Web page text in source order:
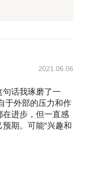
2021.06.06
话我琢磨了一
于外部的压力和作
在进步，但一直感
期。可能“兴趣和